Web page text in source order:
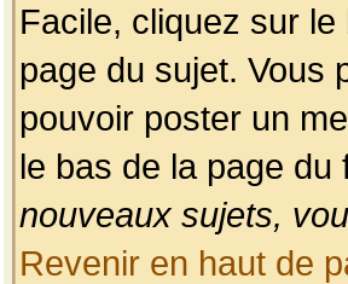
Facile, cliquez sur
page du sujet. Vous
pouvoir poster un
le bas de la page
nouveaux sujets,
Revenir en haut de